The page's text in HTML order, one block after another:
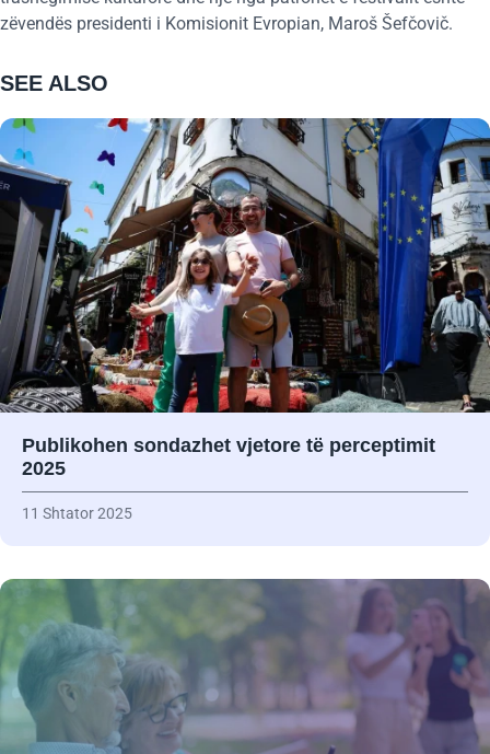
zëvendës presidenti i Komisionit Evropian, Maroš Šefčovič.
SEE ALSO
Publikohen sondazhet vjetore të perceptimit
2025
11 Shtator 2025